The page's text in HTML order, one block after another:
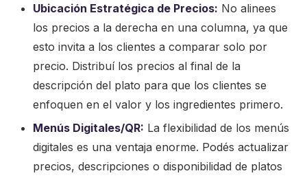
Ubicación Estratégica de Precios: No alinees
los precios a la derecha en una columna, ya que
esto invita a los clientes a comparar solo por
precio. Distribuí los precios al final de la
descripción del plato para que los clientes se
enfoquen en el valor y los ingredientes primero.
Menús Digitales/QR: La flexibilidad de los menús
digitales es una ventaja enorme. Podés actualizar
precios, descripciones o disponibilidad de platos